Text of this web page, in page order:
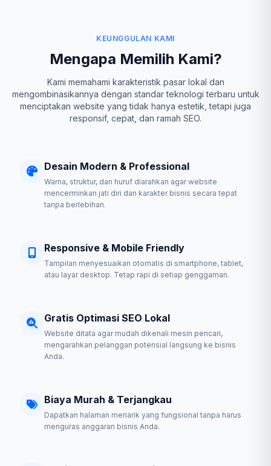
KEUNGGULAN KAMI
Mengapa Memilih Kami?
Kami memahami karakteristik pasar lokal dan
mengombinasikannya dengan standar teknologi terbaru untuk
menciptakan website yang tidak hanya estetik, tetapi juga
responsif, cepat, dan ramah SEO.
Desain Modern & Professional
Warna, struktur, dan huruf diarahkan agar website
mencerminkan jati diri dan karakter bisnis secara tepat
tanpa berlebihan.
Responsive & Mobile Friendly
Tampilan menyesuaikan otomatis di smartphone, tablet,
atau layar desktop. Tetap rapi di setiap genggaman.
Gratis Optimasi SEO Lokal
Website ditata agar mudah dikenali mesin pencari,
mengarahkan pelanggan potensial langsung ke bisnis
Anda.
Biaya Murah & Terjangkau
Dapatkan halaman menarik yang fungsional tanpa harus
menguras anggaran bisnis Anda.